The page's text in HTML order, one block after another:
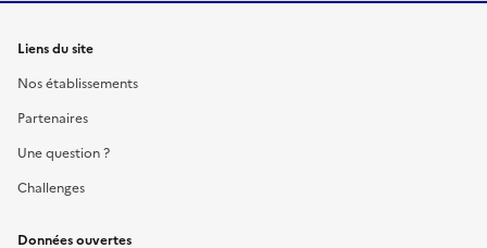
Liens du site
Nos établissements
Partenaires
Une question ?
Challenges
Données ouvertes